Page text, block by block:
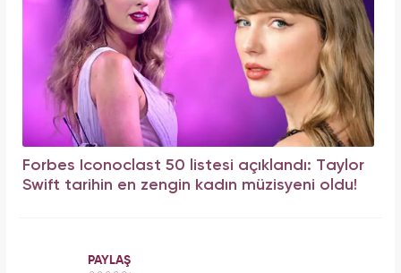
Forbes Iconoclast 50 listesi açıklandı: Taylor
Swift tarihin en zengin kadın müzisyeni oldu!
PAYLAŞ